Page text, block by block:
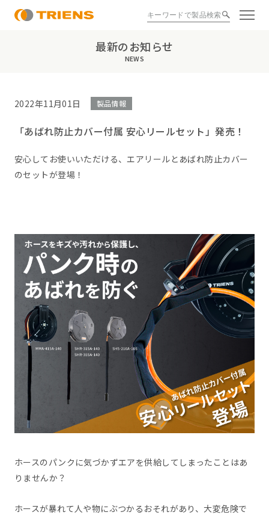
最新のお知らせ
NEWS
2022年11月01日 製品情報
「あばれ防止カバー付属 安心リールセット」発売！
安心してお使いいただける、エアリールとあばれ防止カバー
のセットが登場！
ホースのパンクに気づかずエアを供給してしまったことはあ
りませんか？
ホースが暴れて人や物にぶつかるおそれがあり、大変危険で